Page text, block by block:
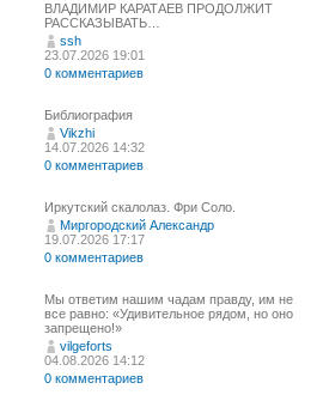
ВЛАДИМИР КАРАТАЕВ ПРОДОЛЖИТ
РАССКАЗЫВАТЬ…
ssh
23.07.2026 19:01
0 комментариев
Библиография
Vikzhi
14.07.2026 14:32
0 комментариев
Иркутский скалолаз. Фри Соло.
Миргородский Александр
19.07.2026 17:17
0 комментариев
Мы ответим нашим чадам правду, им не
все равно: «Удивительное рядом, но оно
запрещено!»
vilgeforts
04.08.2026 14:12
0 комментариев